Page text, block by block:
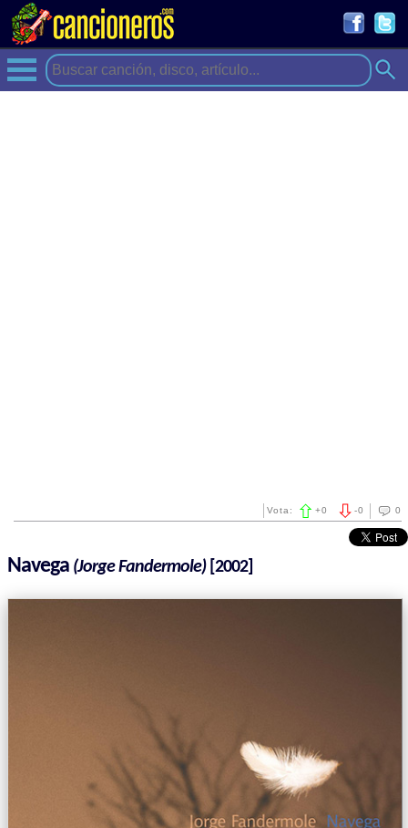
0
-0
Vota: +0
Navega (Jorge Fandermole)[2002]